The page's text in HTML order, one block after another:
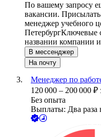
По вашему запросу
вакансии.
менеджер учебного
ПетербургКлючевые
названии компании
В мессенджер
На почту
Менеджер по
120 000 – 200 000 ₽
Без опыта
Выплаты: Два раза